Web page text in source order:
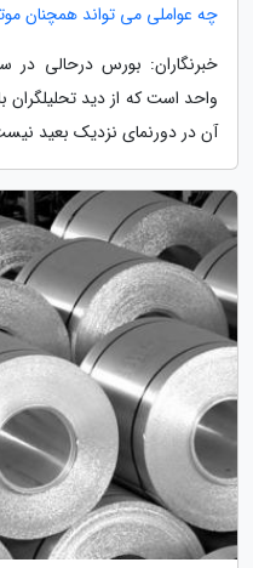
چه عواملی می تواند همچنان
خبرنگاران: بورس درحالی
واحد است که از دید تحلیلگران
آن در دورنمای نزدیک بعید